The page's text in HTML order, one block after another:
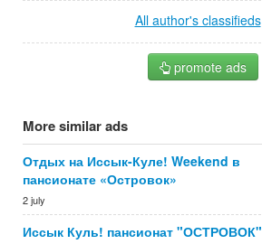
All author's classifieds
promote ads
More similar ads
Отдых на Иссык-Куле! Weekend в
пансионате «Островок»
2 july
Иссык Куль! пансионат "ОСТРОВОК"